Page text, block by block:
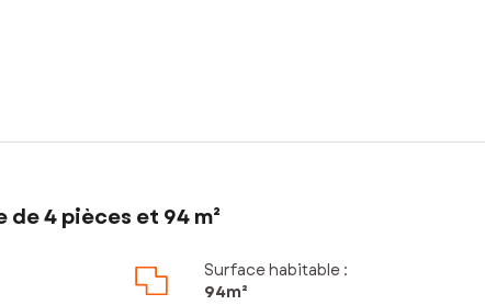
4 pièces et 94 m²
Surface habitable :
94m²